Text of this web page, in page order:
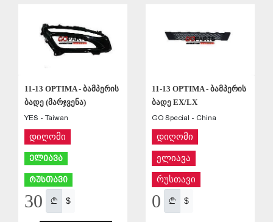
11-13 OPTIMA - ბამპერის
ბადე (მარჯვენა)
YES - Taiwan
დიღომი
ელიავა
რუსთავი
30 $
11-13 OPTIMA - ბამპერის
ბადე EX/LX
GO Special - China
დიღომი
ელიავა
რუსთავი
0 $